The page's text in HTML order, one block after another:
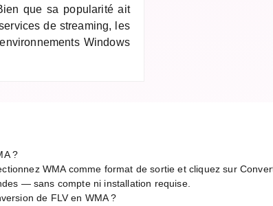
que sa popularité ait
de streaming, les
Windows
?
WMA comme format de sortie et cliquez sur
— sans compte ni installation requise.
de FLV en WMA ?